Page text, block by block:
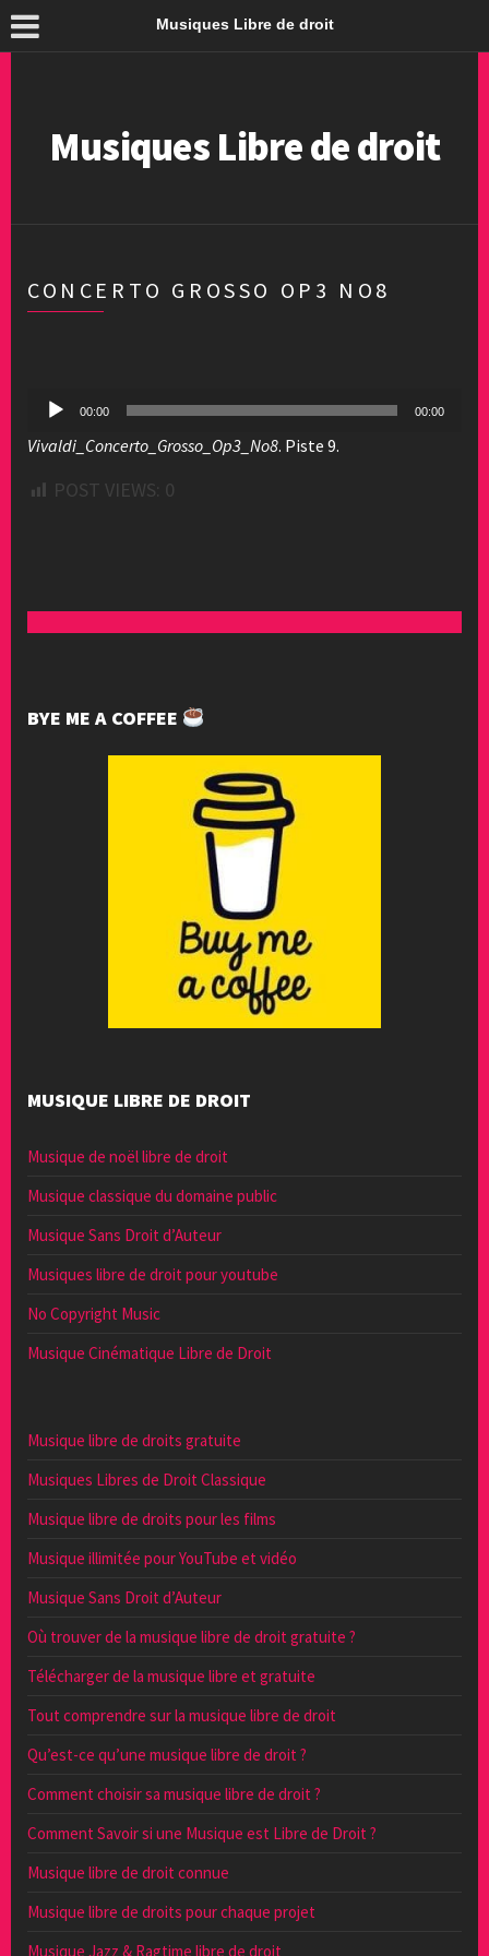
Musiques Libre de droit
Musiques Libre de droit
CONCERTO GROSSO OP3 NO8
Lecteur 00:00 00:00
Vivaldi_Concerto_Grosso_Op3_No8. Piste 9.
POST VIEWS: 0
BYE ME A COFFEE
MUSIQUE LIBRE DE DROIT
Musique de noël libre de droit
Musique classique du domaine public
Musique Sans Droit d’Auteur
Musiques libre de droit pour youtube
No Copyright Music
Musique Cinématique Libre de Droit
Musique libre de droits gratuite
Musiques Libres de Droit Classique
Musique libre de droits pour les films
Musique illimitée pour YouTube et vidéo
Musique Sans Droit d’Auteur
Où trouver de la musique libre de droit gratuite ?
Télécharger de la musique libre et gratuite
Tout comprendre sur la musique libre de droit
Qu’est-ce qu’une musique libre de droit ?
Comment choisir sa musique libre de droit ?
Comment Savoir si une Musique est Libre de Droit ?
Musique libre de droit connue
Musique libre de droits pour chaque projet
Musique Jazz & Ragtime libre de droit